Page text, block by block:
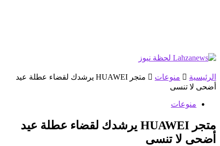
الرئيسية منوعات
متجر HUAWEI يرشدك لقضاء عطلة عيد
أضحى لا تنسى
منوعات
متجر HUAWEI يرشدك لقضاء عطلة عيد
أضحى لا تنسى